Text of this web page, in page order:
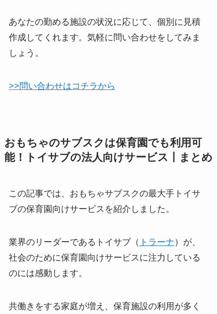
あなたの勤める施設の状況に応じて、個別に見積
作成してくれます。気軽に問い合わせをしてみま
しょう。
>>問い合わせはコチラから
おもちゃのサブスクは保育園でも利用可
能！トイサブの法人向けサービス丨まとめ
この記事では、おもちゃサブスクの最大手トイサ
ブの保育園向けサービスを紹介しました。
業界のリーダーであるトイサブ（ トラーナ ）が、
社会のために保育園向けサービスに注力している
のには感動します。
共働きをする家庭が増え、保育施設の利用が多く